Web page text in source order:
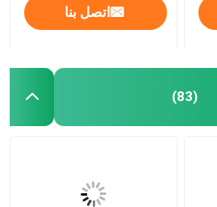
اتصل بنا
(83)